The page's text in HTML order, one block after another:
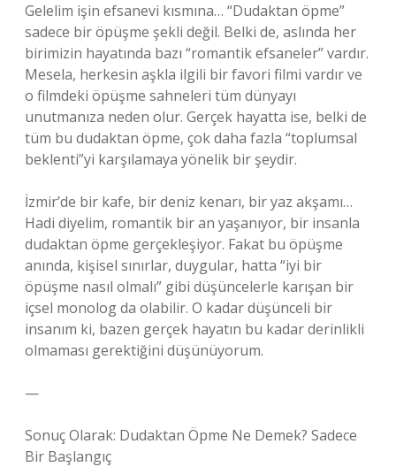
Gelelim işin efsanevi kısmına… “Dudaktan öpme”
sadece bir öpüşme şekli değil. Belki de, aslında her
birimizin hayatında bazı “romantik efsaneler” vardır.
Mesela, herkesin aşkla ilgili bir favori filmi vardır ve
o filmdeki öpüşme sahneleri tüm dünyayı
unutmanıza neden olur. Gerçek hayatta ise, belki de
tüm bu dudaktan öpme, çok daha fazla “toplumsal
beklenti”yi karşılamaya yönelik bir şeydir.
İzmir’de bir kafe, bir deniz kenarı, bir yaz akşamı…
Hadi diyelim, romantik bir an yaşanıyor, bir insanla
dudaktan öpme gerçekleşiyor. Fakat bu öpüşme
anında, kişisel sınırlar, duygular, hatta “iyi bir
öpüşme nasıl olmalı” gibi düşüncelerle karışan bir
içsel monolog da olabilir. O kadar düşünceli bir
insanım ki, bazen gerçek hayatın bu kadar derinlikli
olmaması gerektiğini düşünüyorum.
—
Sonuç Olarak: Dudaktan Öpme Ne Demek? Sadece
Bir Başlangıç